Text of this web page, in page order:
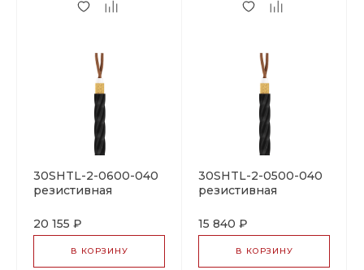
30SHTL-2-0600-040
резистивная
секция
20 155 ₽
В КОРЗИНУ
30SHTL-2-0500-040
резистивная
секция
15 840 ₽
В КОРЗИНУ